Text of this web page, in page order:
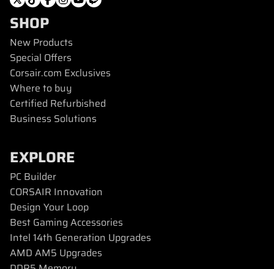
SHOP
New Products
Special Offers
Corsair.com Exclusives
Where to buy
Certified Refurbished
Business Solutions
EXPLORE
PC Builder
CORSAIR Innovation
Design Your Loop
Best Gaming Accessories
Intel 14th Generation Upgrades
AMD AM5 Upgrades